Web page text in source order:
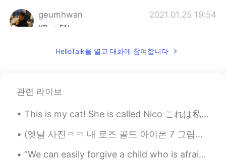
geumhwan 2021.01.25 19:54
KR EN
@한글패치
Tracie 2021.01.25 15:43
And the color. Super cute!
HelloTalk을 열고 대화에 참여합니다
관련 라이브
This is my cat! She is called Nico これは私の猫です！ 彼女はニコと呼ばれています 이것은 내 고양이입니다! 그녀의 이름은 니코 这是我的猫！ 她...
(옛날 사진ㅋㅋ 내 로즈 골드 아이폰 7 그립당ㅠㅠ) 다들 핸드폰 표면 소독 잊지마세용~~! 저는 매번 외출 하고 돌아오자마자 손 씻고 핸드폰이랑 지갑 표면을 소독해요🤲🏼 ...
“We can easily forgive a child who is afraid of the dark; the real tragedy of life is when men ar...